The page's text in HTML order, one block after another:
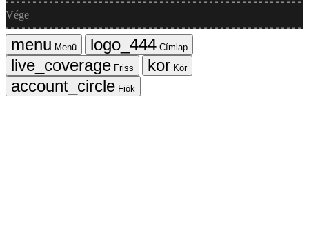
Vége
Menü
Címlap
Friss
Kör
Fiók